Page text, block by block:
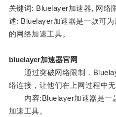
关键词: Bluelayer加速器, 网络
述: Bluelayer加速器是一款可
的网络加速工具。
bluelayer加速器官网
通过突破网络限制，
络连接，让他们在上网过程中无
内容:Bluelayer加速器是一
加速工具。